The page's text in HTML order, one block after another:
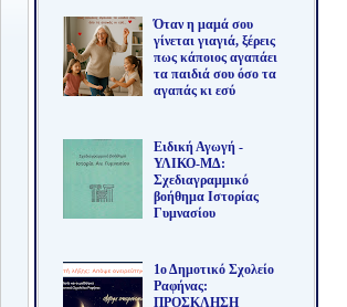
Όταν η μαμά σου
γίνεται γιαγιά, ξέρεις
πως κάποιος αγαπάει
τα παιδιά σου όσο τα
αγαπάς κι εσύ
Ειδική Αγωγή -
ΥΛΙΚΟ-ΜΔ:
Σχεδιαγραμμικό
βοήθημα Ιστορίας
Γυμνασίου
1ο Δημοτικό Σχολείο
Ραφήνας:
ΠΡΟΣΚΛΗΣΗ